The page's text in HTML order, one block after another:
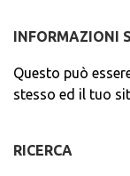
INFORMAZIONI
Questo può
stesso ed il tuo
RICERCA